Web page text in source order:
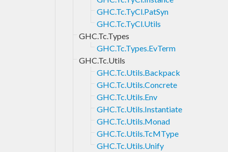
GHC.Tc.TyCl.PatSyn
GHC.Tc.TyCl.Utils
GHC.Tc.Types
GHC.Tc.Types.EvTerm
GHC.Tc.Utils
GHC.Tc.Utils.Backpack
GHC.Tc.Utils.Concrete
GHC.Tc.Utils.Env
GHC.Tc.Utils.Instantiate
GHC.Tc.Utils.Monad
GHC.Tc.Utils.TcMType
GHC.Tc.Utils.Unify